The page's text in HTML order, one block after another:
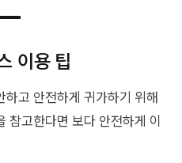
이용 팁
고 안전하게 귀가하기 위해
참고한다면 보다 안전하게 이